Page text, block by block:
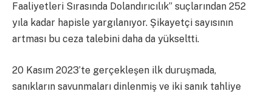
Faaliyetleri Sırasında Dolandırıcılık” suçlarından 252
yıla kadar hapisle yargılanıyor. Şikayetçi sayısının
artması bu ceza talebini daha da yükseltti.
20 Kasım 2023’te gerçekleşen ilk duruşmada,
sanıkların savunmaları dinlenmiş ve iki sanık tahliye